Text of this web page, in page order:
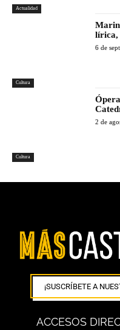
Actualidad
Cultura
lírica,
6 de
Cultura
2 de
¡SUSCRÍBETE A
ACCESOS